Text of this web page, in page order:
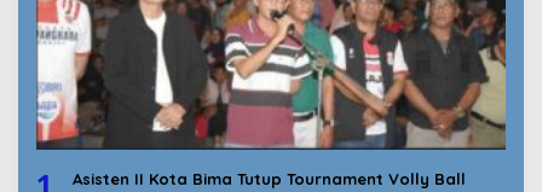
Asisten II Kota Bima Tutup Tournament Volly Ball